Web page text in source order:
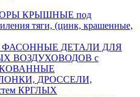
КРЫШНЫЕ под
тяги, (цинк, крашенные,
ДЕТАЛИ ДЛЯ
ВОЗДУХОВОДОВ с
ДРОССЕЛИ,
КРГЛЫХ